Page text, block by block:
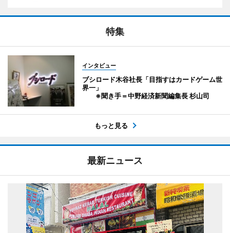
特集
インタビュー
ブシロード木谷社長「目指すはカードゲーム世
界一」
※聞き手＝中野経済新聞編集長 杉山司
もっと見る
最新ニュース